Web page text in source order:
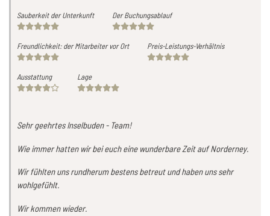
Sauberkeit der Unterkunft Der Buchungsablauf
Freundlichkeit: der Mitarbeiter vor Ort Preis-Leistungs-Verhältnis
Ausstattung Lage
Sehr geehrtes Inselbuden - Team!
Wie immer hatten wir bei euch eine wunderbare Zeit auf Norderney.
Wir fühlten uns rundherum bestens betreut und haben uns sehr
wohlgefühlt.
Wir kommen wieder.